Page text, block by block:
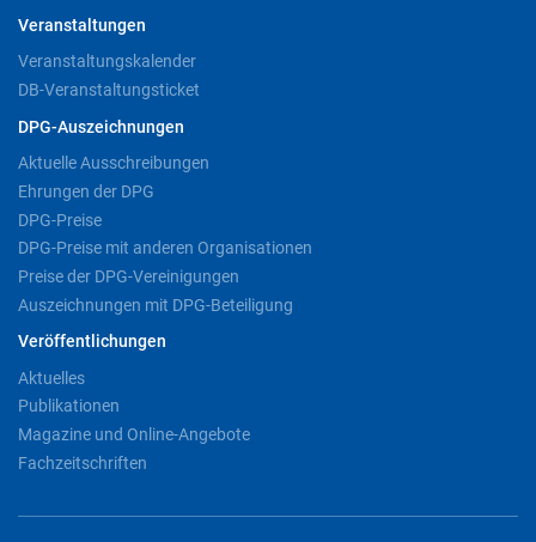
Veranstaltungen
Veranstaltungskalender
DB-Veranstaltungsticket
DPG-Auszeichnungen
Aktuelle Ausschreibungen
Ehrungen der DPG
DPG-Preise
DPG-Preise mit anderen Organisationen
Preise der DPG-Vereinigungen
Auszeichnungen mit DPG-Beteiligung
Veröffentlichungen
Aktuelles
Publikationen
Magazine und Online-Angebote
Fachzeitschriften